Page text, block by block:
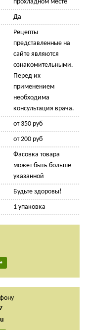
прохладном месте
Да
Рецепты
представленные на
сайте являются
ознакомительными.
Перед их
применением
необходима
консультация врача.
от 350 руб
от 200 руб
Фасовка товара
может быть больше
указанной
Будьте здоровы!
1 упаковка